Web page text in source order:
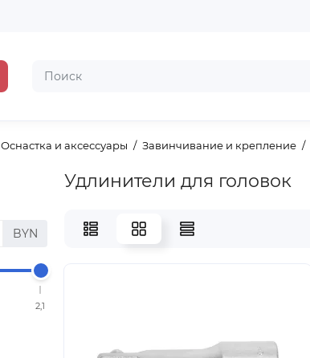
Оснастка и аксессуары Завинчивание и крепление
BYN
2,1
Удлинители для головок